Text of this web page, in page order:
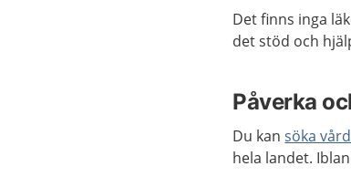
Det finns inga
det stöd och
Påverka
Du kansöka
hela landet.